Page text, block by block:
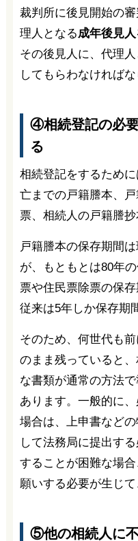
裁判所に後見開始の
理人となる成年後見
その後見人に、代理
してもらわなければな
④相続登記の必
る
相続登記をするため
亡までの戸籍謄本、
票、相続人の戸籍謄
戸籍謄本の保存期間
が、もともとは80年
票や住民票除票の保存
従来は5年しか保存期
そのため、何世代も
のまま残っていると
な書類が通常の方法
あります。一般的に
場合は、上申書など
して法務局に提出す
することが困難な場
願いする必要が生じて
⑤他の相続人に